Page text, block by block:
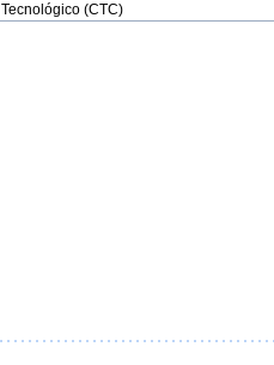
Tecnológico (CTC)